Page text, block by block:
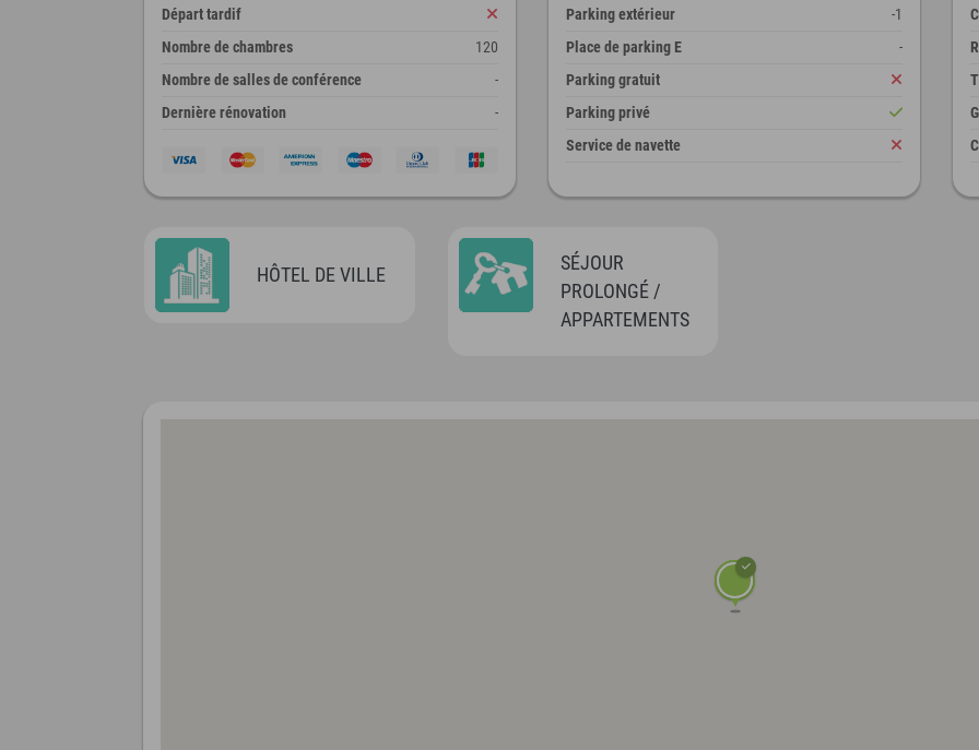
Départ tardif
Nombre de chambres
120
Nombre de salles de conférence
-
Dernière rénovation
-
Parking extérieur
-1
Place de parking E
-
Parking gratuit
Parking privé
Service de navette
HÔTEL DE VILLE
SÉJOUR
PROLONGÉ /
APPARTEMENTS